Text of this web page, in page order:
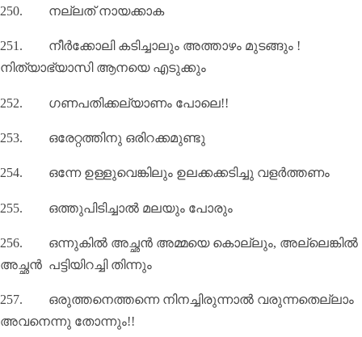
250. നല്ലത് നായക്കാക
251. നീർക്കോലി കടിച്ചാലും അത്താഴം മുടങ്ങും !
നിത്യാഭ്യാസി ആനയെ എടുക്കും
252. ഗണപതിക്കല്യാണം പോലെ!!
253. ഒരേറ്റത്തിനു ഒരിറക്കമുണ്ടു
254. ഒന്നേ ഉള്ളുവെങ്കിലും ഉലക്കക്കടിച്ചു വളര്‍ത്തണം
255. ഒത്തുപിടിച്ചാല്‍ മലയും പോരും
256. ഒന്നുകിൽ അച്ഛൻ അമ്മയെ കൊല്ലും, അല്ലെങ്കില്‍
അച്ഛൻ പട്ടിയിറച്ചി തിന്നും
257. ഒരുത്തനെത്തന്നെ നിനച്ചിരുന്നാല്‍ വരുന്നതെല്ലാം
അവനെന്നു തോന്നും!!